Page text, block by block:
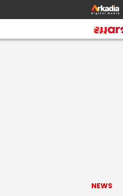
NEWS